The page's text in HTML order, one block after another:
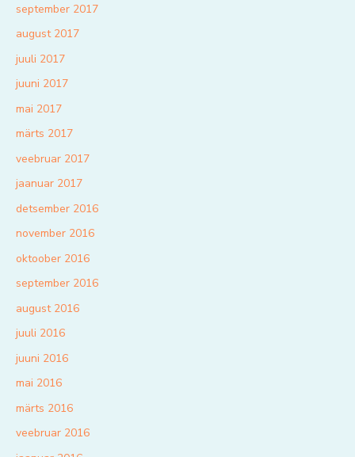
september 2017
august 2017
juuli 2017
juuni 2017
mai 2017
märts 2017
veebruar 2017
jaanuar 2017
detsember 2016
november 2016
oktoober 2016
september 2016
august 2016
juuli 2016
juuni 2016
mai 2016
märts 2016
veebruar 2016